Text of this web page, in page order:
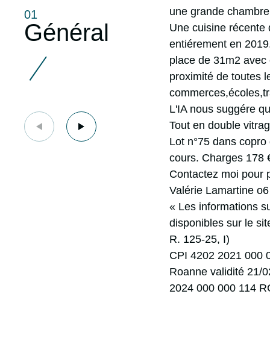
01
Général
une grande
Une cuisine récente
entiérement en
place de 31m2
proximité de toutes
L'IA nous suggére
Tout en double
Lot n°75 dans
cours. Charges 178
Contactez moi pour
Valérie Lamartine
« Les informations
disponibles sur le
R. 125-25, I)
CPI 4202 2021 000
Roanne validité 21/
2024 000 000 114